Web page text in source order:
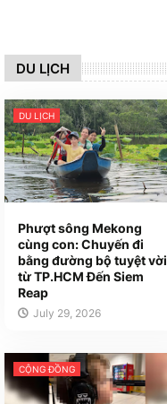
DU LỊCH
DU LỊCH
Phượt sông Mekong
cùng con: Chuyến đi
bằng đường bộ tuyệt vời
từ TP.HCM Đến Siem
Reap
July 29, 2026
CỘNG ĐỒNG